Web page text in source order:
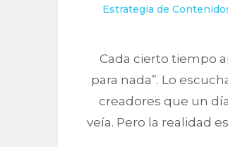
Estrategia de
Cada cierto tiempo
para nada”. Lo
creadores que un
veía. Pero la realidad